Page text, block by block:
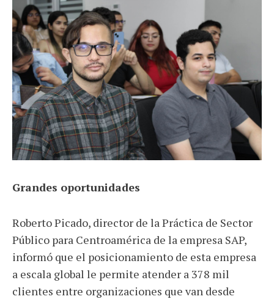
Grandes oportunidades
Roberto Picado, director de la Práctica de Sector
Público para Centroamérica de la empresa SAP,
informó que el posicionamiento de esta empresa
a escala global le permite atender a 378 mil
clientes entre organizaciones que van desde